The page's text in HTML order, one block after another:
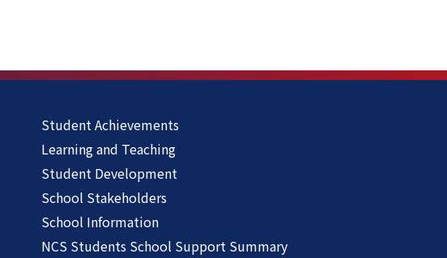
Student Achievements
Learning and Teaching
Student Development
School Stakeholders
School Information
NCS Students School Support Summary